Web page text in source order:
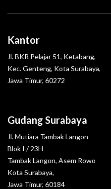
Gudang Surabaya
Jl. Mutiara Tambak Langon
Blok I / 23H
Tambak Langon, Asem Rowo
Kota Surabaya,
Jawa Timur, 60184
Kantor
Jl. BKR Pelajar 51, Ketabang,
Kec. Genteng, Kota Surabaya,
Jawa Timur, 60272